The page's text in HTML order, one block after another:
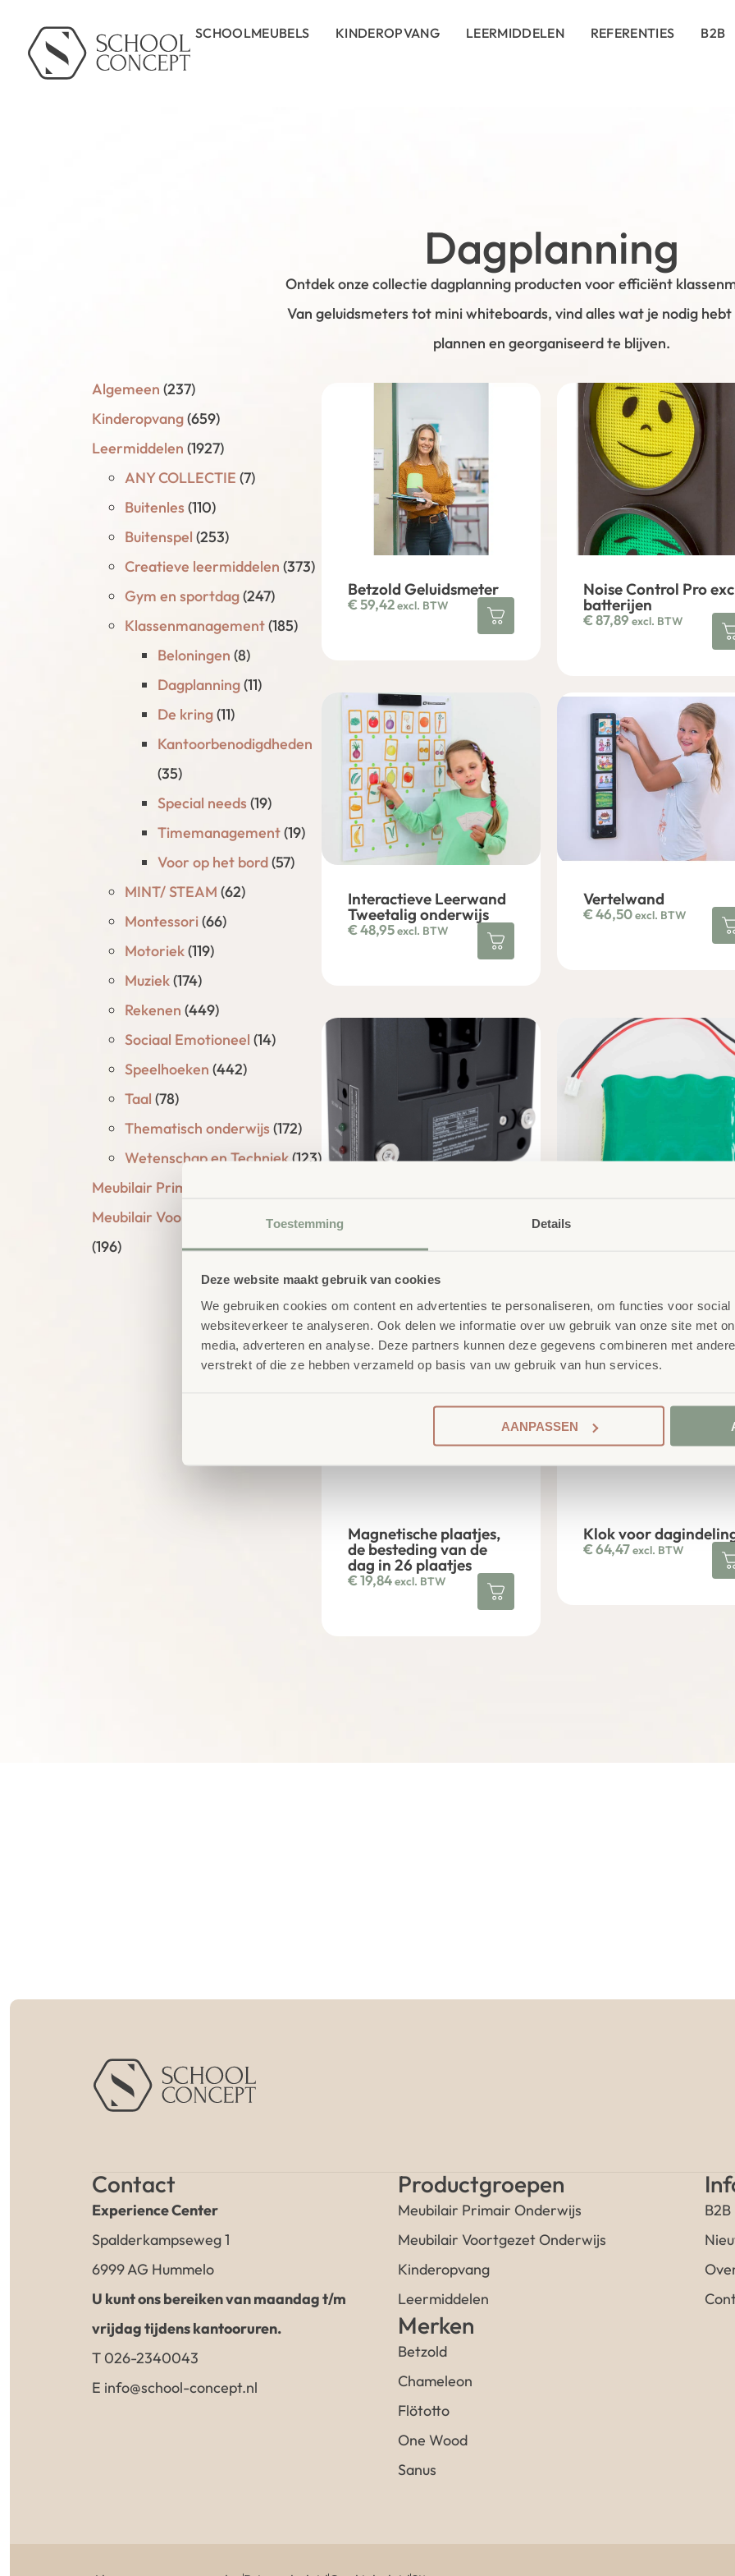
Toestemming Details
Deze website maakt gebruik van cookies
We gebruiken cookies om content en advertenties te personaliseren, om functies voor
websiteverkeer te analyseren. Ook delen we informatie over uw gebruik van onze site met
media, adverteren en analyse. Deze partners kunnen deze gegevens combineren met
verstrekt of die ze hebben verzameld op basis van uw gebruik van hun services.
AANPASSEN
SCHOOLMEUBELS KINDEROPVANG LEERMIDDELEN REFERENTIES B2B
Dagplanning
Ontdek onze collectie dagplanning producten voor efficiënt
Van geluidsmeters tot mini whiteboards, vind alles wat je nodig
plannen en georganiseerd te blijven.
Algemeen (237)
Kinderopvang(659)
Leermiddelen (1927)
ANY COLLECTIE (7)
Buitenles (110)
Buitenspel (253)
Creatieve leermiddelen (373)
Gym en sportdag(247)
Klassenmanagement(185)
Beloningen (8)
Dagplanning(11)
De kring(11)
Kantoorbenodigdheden
(35)
Special needs (19)
Timemanagement(19)
Voor op het bord(57)
MINT/ STEAM (62)
Montessori(66)
Motoriek(119)
Muziek(174)
Rekenen (449)
Sociaal Emotioneel (14)
Speelhoeken (442)
Taal (78)
Thematisch onderwijs (172)
Wetenschap en Techniek(123)
Meubilair Primair Onderwijs
Meubilair Voortgezet Onderwijs
(196)
Betzold Geluidsmeter
€59,42excl. BTW
Noise Control Pro
batterijen
€87,89 excl. BTW
Interactieve Leerwand
Tweetalig onderwijs
€48,95excl. BTW
Vertelwand
€46,50excl. BTW
€11,63excl. BTW
Magnetische plaatjes,
de besteding van de
dag in 26 plaatjes
€19,84excl. BTW
Klok voor
€64,47excl. BTW
Contact
Experience Center
Spalderkampseweg 1
6999 AG Hummelo
U kunt ons bereiken van maandag t/m
vrijdag tijdens kantooruren.
T 026-2340043
E info@school-concept.nl
Productgroepen
Meubilair Primair Onderwijs
Meubilair Voortgezet Onderwijs
Kinderopvang
Leermiddelen
Merken
Betzold
Chameleon
Flötotto
One Wood
Sanus
B2B